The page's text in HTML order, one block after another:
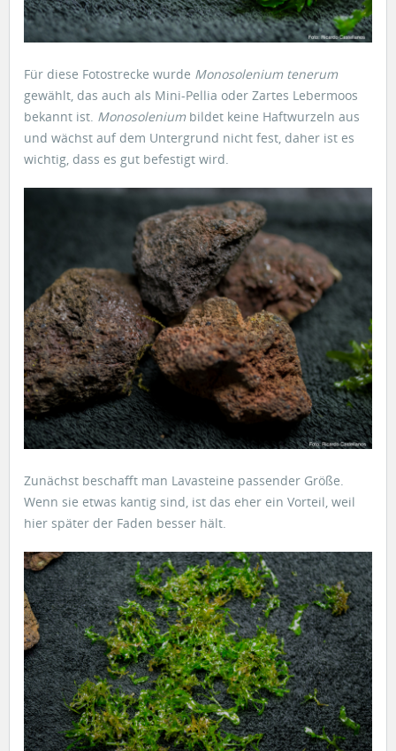
Für diese Fotostrecke wurde Monosolenium tenerum
gewählt, das auch als Mini-Pellia oder Zartes Lebermoos
bekannt ist. Monosoleniumbildet keine Haftwurzeln aus
und wächst auf dem Untergrund nicht fest, daher ist es
wichtig, dass es gut befestigt wird.
Zunächst beschafft man Lavasteine passender Größe.
Wenn sie etwas kantig sind, ist das eher ein Vorteil, weil
hier später der Faden besser hält.